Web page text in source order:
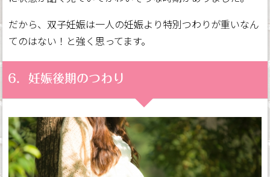
だから、双子妊娠は一人の妊娠より特別つわりが重いなん
てのはない！と強く思ってます。
6．妊娠後期のつわり